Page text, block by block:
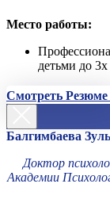
Место работы:
детьми до
Смотреть
Балгимбаева
Доктор
Академии